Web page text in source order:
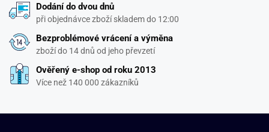
Dodání do dvou dnů
při objednávce zboží skladem do 12:00
Bezproblémové vrácení a výměna
zboží do 14 dnů od jeho převzetí
Ověřený e-shop od roku 2013
Více než 140 000 zákazníků